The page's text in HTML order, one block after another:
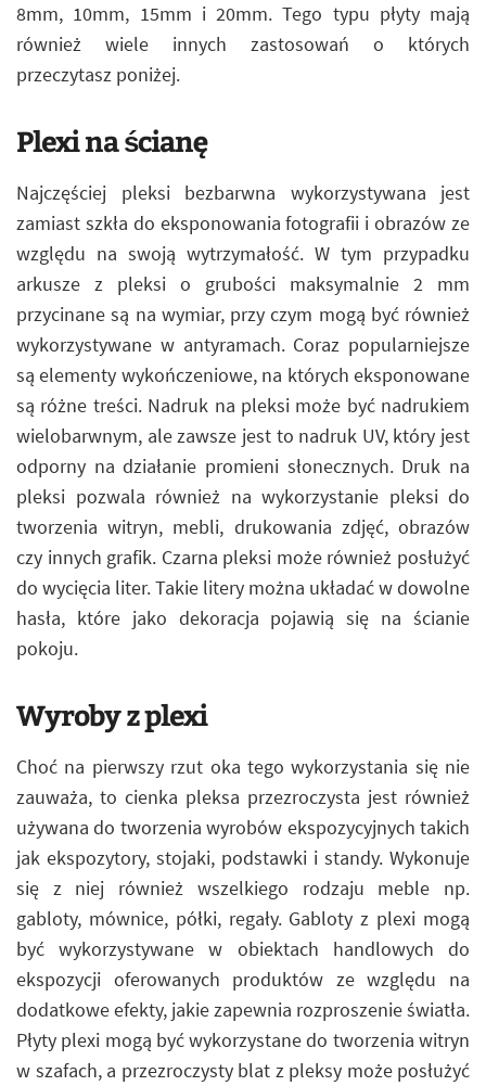
8mm, 10mm, 15mm i 20mm. Tego typu płyty mają
również wiele innych zastosowań o których
przeczytasz poniżej.
Plexi na ścianę
Najczęściej pleksi bezbarwna wykorzystywana jest
zamiast szkła do eksponowania fotografii i obrazów ze
względu na swoją wytrzymałość. W tym przypadku
arkusze z pleksi o grubości maksymalnie 2 mm
przycinane są na wymiar, przy czym mogą być również
wykorzystywane w antyramach. Coraz popularniejsze
są elementy wykończeniowe, na których eksponowane
są różne treści. Nadruk na pleksi może być nadrukiem
wielobarwnym, ale zawsze jest to nadruk UV, który jest
odporny na działanie promieni słonecznych. Druk na
pleksi pozwala również na wykorzystanie pleksi do
tworzenia witryn, mebli, drukowania zdjęć, obrazów
czy innych grafik. Czarna pleksi może również posłużyć
do wycięcia liter. Takie litery można układać w dowolne
hasła, które jako dekoracja pojawią się na ścianie
pokoju.
Wyroby z plexi
Choć na pierwszy rzut oka tego wykorzystania się nie
zauważa, to cienka pleksa przezroczysta jest również
używana do tworzenia wyrobów ekspozycyjnych takich
jak ekspozytory, stojaki, podstawki i standy. Wykonuje
się z niej również wszelkiego rodzaju meble np.
gabloty, mównice, półki, regały. Gabloty z plexi mogą
być wykorzystywane w obiektach handlowych do
ekspozycji oferowanych produktów ze względu na
dodatkowe efekty, jakie zapewnia rozproszenie światła.
Płyty plexi mogą być wykorzystane do tworzenia witryn
w szafach, a przezroczysty blat z pleksy może posłużyć